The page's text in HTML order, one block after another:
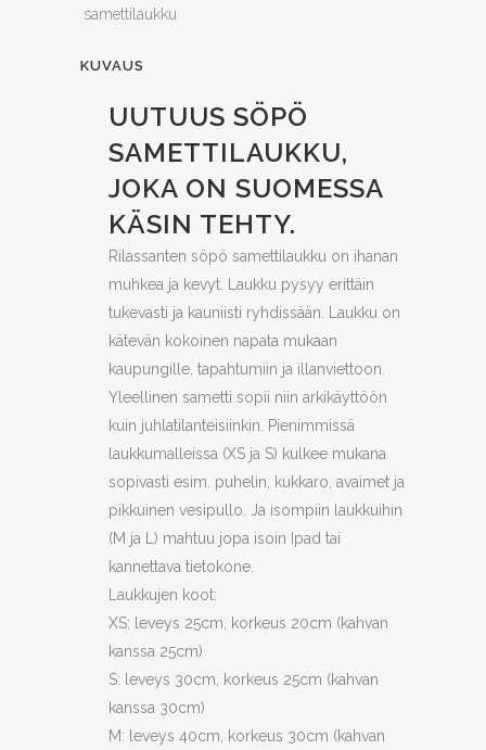
samettilaukku
KUVAUS
UUTUUS SÖPÖ
SAMETTILAUKKU,
JOKA ON SUOMESSA
KÄSIN TEHTY.
Rilassanten söpö samettilaukku on ihanan
muhkea ja kevyt. Laukku pysyy erittäin
tukevasti ja kauniisti ryhdissään. Laukku on
kätevän kokoinen napata mukaan
kaupungille, tapahtumiin ja illanviettoon.
Yleellinen sametti sopii niin arkikäyttöön
kuin juhlatilanteisiinkin. Pienimmissä
laukkumalleissa (XS ja S) kulkee mukana
sopivasti esim. puhelin, kukkaro, avaimet ja
pikkuinen vesipullo. Ja isompiin laukkuihin
(M ja L) mahtuu jopa isoin Ipad tai
kannettava tietokone.
Laukkujen koot:
XS: leveys 25cm, korkeus 20cm (kahvan
kanssa 25cm)
S: leveys 30cm, korkeus 25cm (kahvan
kanssa 30cm)
M: leveys 40cm, korkeus 30cm (kahvan